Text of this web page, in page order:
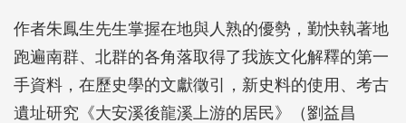
作者朱鳳生先生掌握在地與人熟的優勢，勤快執著地
跑遍南群、北群的各角落取得了我族文化解釋的第一
手資料，在歷史學的文獻徵引，新史料的使用、考古
遺址研究《大安溪後龍溪上游的居民》（劉益昌